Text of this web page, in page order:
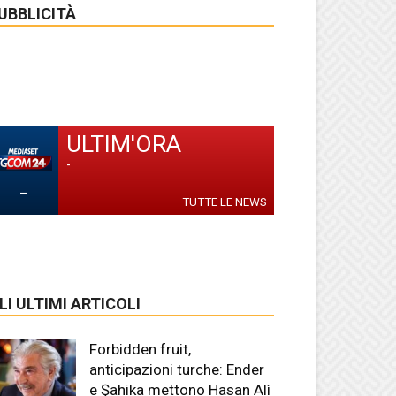
-
ULTIM'ORA
-
TUTTE LE NEWS
ULTIMI ARTICOLI
Forbidden fruit,
anticipazioni turche: Ender
e Şahika mettono Hasan Alì